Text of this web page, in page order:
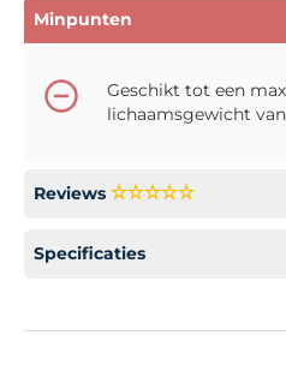
Minpunten
Geschikt tot een
lichaamsgewicht
Reviews
Specificaties